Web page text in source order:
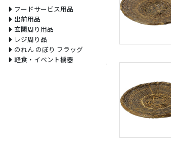
フードサービス用品
出前用品
玄関周り用品
レジ周り品
のれん のぼり フラッグ
軽食・イベント機器